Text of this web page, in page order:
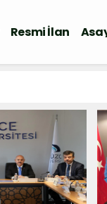
Resmi İlan